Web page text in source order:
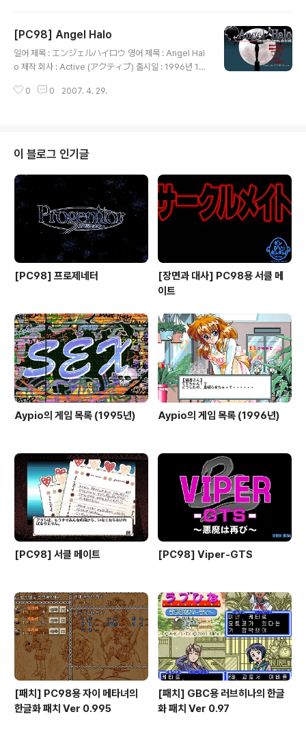
다음 날 학교에 간 주인공은 놀라게 되는데 출산휴가 때문
에 쉬게 된 일본역사 선생님을 대신하여 보조교사로 온 사
람이 바로 옆집에 이사해온 히메카였던 것입니다. 히메카
인(=학교 이사장)의 대화를 엿듣게 되고 히메카가 그 노인
[PC98] Angel Halo
일어 제목 : エンジェルハイロウ 영어 제목 : Angel Hal
o 제작 회사 : Active (アクティブ) 출시일 : 1996년 10
: 聖少女 게임 설명 1999년 12월. 1999년 12월 말에 인
학생으로 이 학교에 온 천사 '소피아', 악마 '리리스'를 통해
금세기 최대의 개기일식이 일어나는 12월 24일 달이 태양
을 삼키는 그때 사탄 루시퍼가 강림하여 인류를 멸망시킨
다는 예언이 사실이라는 말을 듣게 되고 운명의 장난인지
자신이 바로 선택받은 자라고 합니다. 그러나, 소피..
0 0 2007. 4. 29.
이 블로그 인기글
[PC98] 프로제네터
[장면과 대사] PC98용 서클 메
이트
Aypio의 게임 목록 (1995년) Aypio의 게임 목록 (1996년)
[PC98] 서클 메이트 [PC98] Viper-GTS
[패치] PC98용 자이 메타녀의
한글화 패치 Ver 0.995
[패치] GBC용 러브히나의 한글
화 패치 Ver 0.97